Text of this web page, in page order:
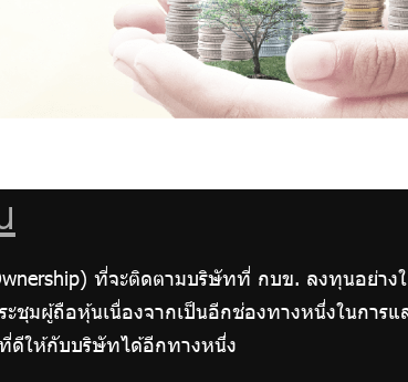
ที่จะติดตามบริษัทที่ กบข. ลงทุนอย่า
ชุมผู้ถือหุ้นเนื่องจากเป็นอีกช่องทางหนึ่งในการ
ที่ดีให้กับบริษัทได้อีกทางหนึ่ง